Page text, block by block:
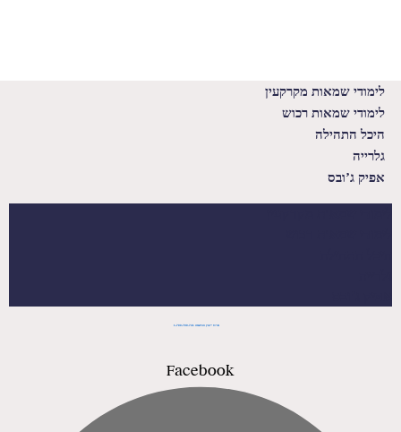
לימודי שמאות מקרקעין
לימודי שמאות רכוש
היכל התהילה
גלרייה
אפיק ג’ובס
מרכז ייעוץ והרשמה 1-700-700-741
Facebook